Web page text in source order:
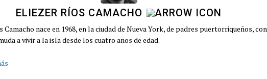
ELIEZER RÍOS CAMACHO
Camacho nace en 1968, en la ciudad de Nueva York, de padres puertorriqueños, con
a vivir a la isla desde los cuatro años de edad.